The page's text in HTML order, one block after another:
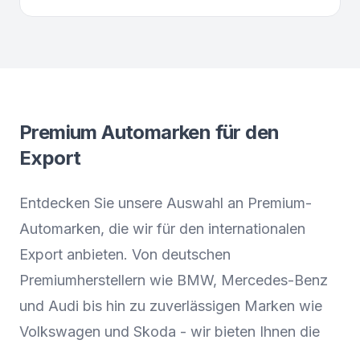
Premium Automarken für den
Export
Entdecken Sie unsere Auswahl an Premium-
Automarken, die wir für den internationalen
Export anbieten. Von deutschen
Premiumherstellern wie BMW, Mercedes-Benz
und Audi bis hin zu zuverlässigen Marken wie
Volkswagen und Skoda - wir bieten Ihnen die